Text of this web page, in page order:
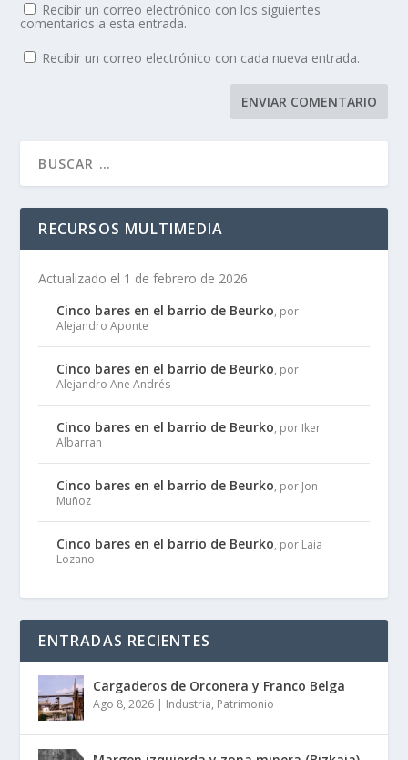
Recibir un correo electrónico con los siguientes
comentarios a esta entrada.
Recibir un correo electrónico con cada nueva entrada.
RECURSOS MULTIMEDIA
Actualizado el 1 de febrero de 2026
Cinco bares en el barrio de Beurko, por
Alejandro Aponte
Cinco bares en el barrio de Beurko, por
Alejandro Ane Andrés
Cinco bares en el barrio de Beurko, por Iker
Albarran
Cinco bares en el barrio de Beurko, por Jon
Muñoz
Cinco bares en el barrio de Beurko, por Laia
Lozano
ENTRADAS RECIENTES
Cargaderos de Orconera y Franco Belga
Ago 8, 2026 | Industria, Patrimonio